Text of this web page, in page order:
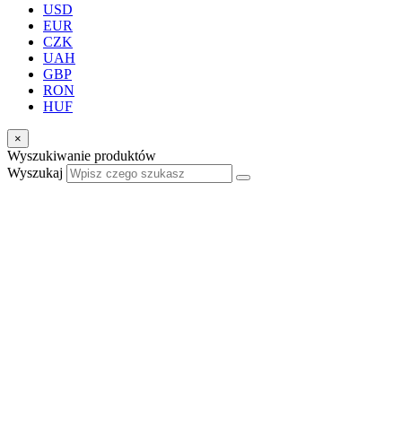
USD
EUR
CZK
UAH
GBP
RON
HUF
×
Wyszukiwanie produktów
Wyszukaj